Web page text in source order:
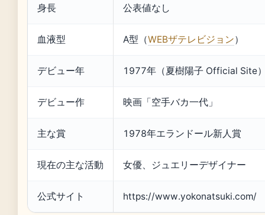
身長 公表値なし
血液型 A型（WEBザテレビジョン）
デビュー年 1977年（夏樹陽子 Official Site
デビュー作 映画「空手バカ一代」
主な賞 1978年エランドール新人賞
現在の主な活動 女優、ジュエリーデザイナー
公式サイト https://www.yokonatsuki.com/